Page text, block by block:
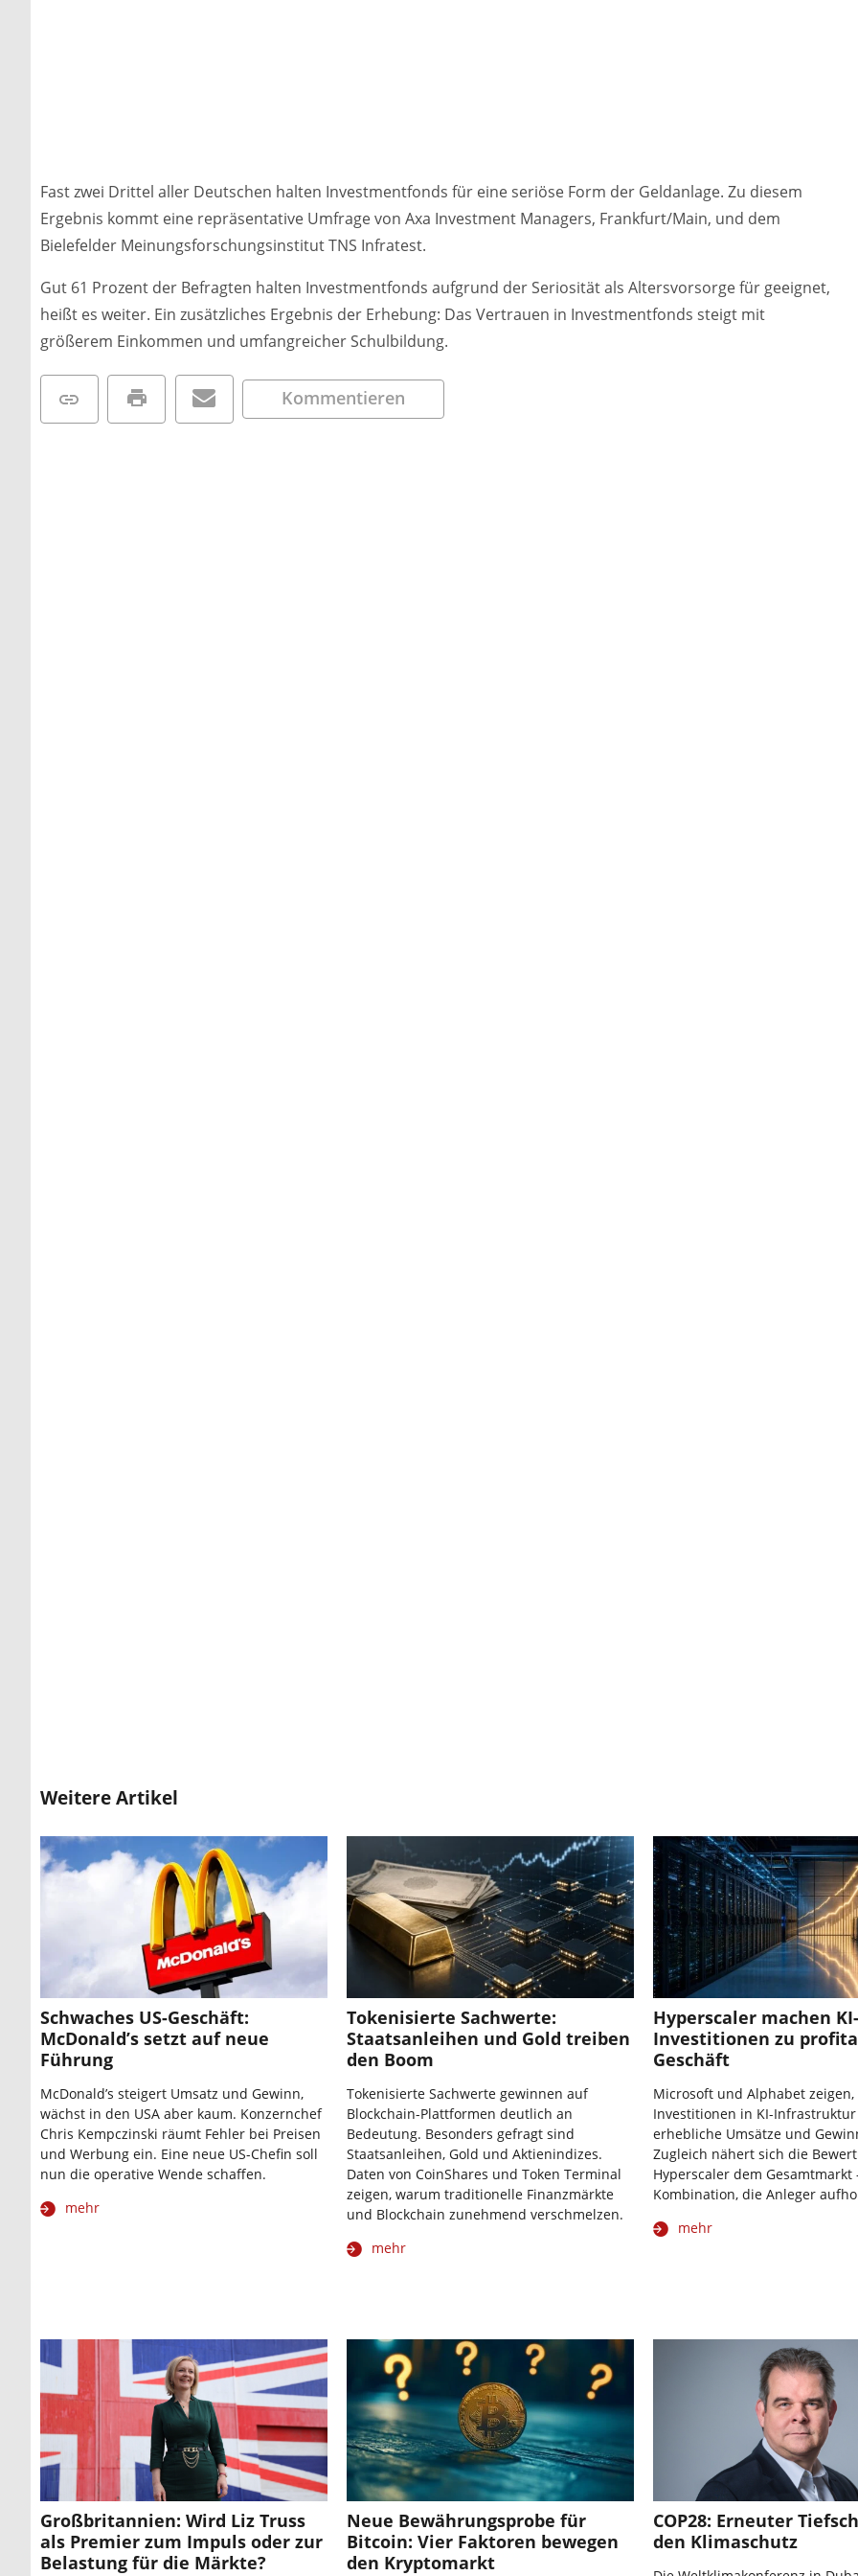
Fast zwei Drittel aller Deutschen halten Investmentfonds für eine seriöse Form der Geldanlage. Zu diesem
Ergebnis kommt eine repräsentative Umfrage von Axa Investment Managers, Frankfurt/Main, und dem
Bielefelder Meinungsforschungsinstitut TNS Infratest.
Gut 61 Prozent der Befragten halten Investmentfonds aufgrund der Seriosität als Altersvorsorge für geeignet,
heißt es weiter. Ein zusätzliches Ergebnis der Erhebung: Das Vertrauen in Investmentfonds steigt mit
größerem Einkommen und umfangreicher Schulbildung.
Kommentieren
Weitere Artikel
Schwaches US-Geschäft:
McDonald’s setzt auf neue
Führung
McDonald’s steigert Umsatz und Gewinn,
wächst in den USA aber kaum. Konzernchef
Chris Kempczinski räumt Fehler bei Preisen
und Werbung ein. Eine neue US-Chefin soll
nun die operative Wende schaffen.
mehr
Tokenisierte Sachwerte:
Staatsanleihen und Gold treiben
den Boom
Tokenisierte Sachwerte gewinnen auf
Blockchain-Plattformen deutlich an
Bedeutung. Besonders gefragt sind
Staatsanleihen, Gold und Aktienindizes.
Daten von CoinShares und Token Terminal
zeigen, warum traditionelle Finanzmärkte
und Blockchain zunehmend verschmelzen.
mehr
Hyperscaler machen KI-
Investitionen zu
Geschäft
Microsoft und Alphabet zeigen,
Investitionen in KI-
erhebliche Umsätze und
Zugleich nähert sich die
Hyperscaler dem Gesamtmarkt
Kombination, die Anleger
mehr
Großbritannien: Wird Liz Truss
als Premier zum Impuls oder zur
Belastung für die Märkte?
Neue Bewährungsprobe für
Bitcoin: Vier Faktoren bewegen
den Kryptomarkt
COP28: Erneuter
den Klimaschutz